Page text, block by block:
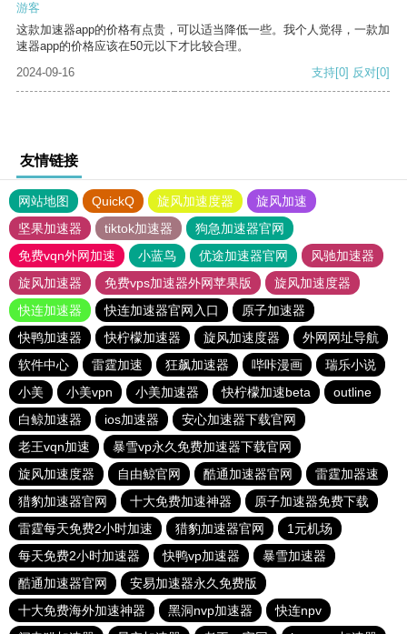
游客
这款加速器app的价格有点贵，可以适当降低一些。我个人觉得，一款加
速器app的价格应该在50元以下才比较合理。
2024-09-16
支持[0] 反对[0]
友情链接
网站地图 QuickQ 旋风加速度器
旋风加速
坚果加速器
tiktok加速器
狗急加速器官网
免费vqn外网加速
小蓝鸟 优途加速器官网
风驰加速器
旋风加速器
免费vps加速器外网苹果版
旋风加速度器
快连加速器
快连加速器官网入口
原子加速器
快鸭加速器
快柠檬加速器 旋风加速度器
外网网址导航
软件中心
雷霆加速 狂飙加速器 哔咔漫画
瑞乐小说
小美
小美vpn 小美加速器 快柠檬加速beta
outline
白鲸加速器
ios加速器
安心加速器下载官网
老王vqn加速
暴雪vp永久免费加速器下载官网
旋风加速度器
自由鲸官网 酷通加速器官网
雷霆加器速
猎豹加速器官网
十大免费加速神器
原子加速器免费下载
雷霆每天免费2小时加速
猎豹加速器官网
1元机场
每天免费2小时加速器
快鸭vp加速器
暴雪加速器
酷通加速器官网
安易加速器永久免费版
十大免费海外加速神器
黑洞nvp加速器
快连npv